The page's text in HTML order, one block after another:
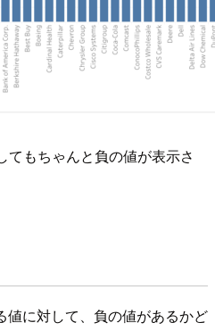
もちゃんと負の値が表示さ
値に対して、負の値があるかど